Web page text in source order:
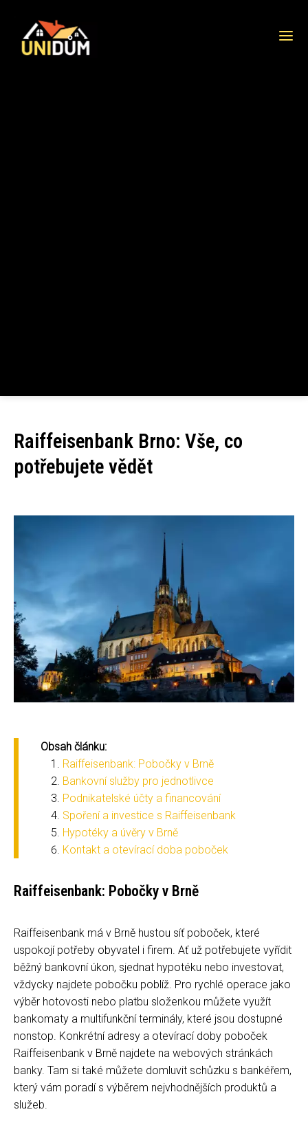
Raiffeisenbank Brno: Vše, co
potřebujete vědět
Obsah článku:
Raiffeisenbank: Pobočky v Brně
Bankovní služby pro jednotlivce
Podnikatelské účty a financování
Spoření a investice s Raiffeisenbank
Hypotéky a úvěry v Brně
Kontakt a otevírací doba poboček
Raiffeisenbank: Pobočky v Brně
Raiffeisenbank má v Brně hustou síť poboček, které
uspokojí potřeby obyvatel i firem. Ať už potřebujete vyřídit
běžný bankovní úkon, sjednat hypotéku nebo investovat,
vždycky najdete pobočku poblíž. Pro rychlé operace jako
výběr hotovosti nebo platbu složenkou můžete využít
bankomaty a multifunkční terminály, které jsou dostupné
nonstop. Konkrétní adresy a otevírací doby poboček
Raiffeisenbank v Brně najdete na webových stránkách
banky. Tam si také můžete domluvit schůzku s bankéřem,
který vám poradí s výběrem nejvhodnějších produktů a
služeb.